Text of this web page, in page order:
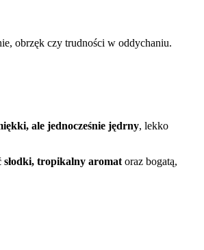
obrzęk czy trudności w oddychaniu.
ale jednocześnie jędrny, lekko
słodki, tropikalny aromat oraz bogatą,